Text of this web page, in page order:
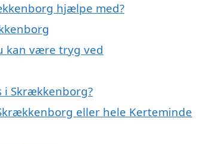
hjælpe med?
kan være tryg ved
i Skrækkenborg?
eller hele Kerteminde